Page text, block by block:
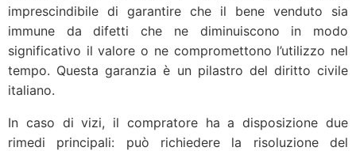
imprescindibile di garantire che il bene venduto sia
immune da difetti che ne diminuiscono in modo
significativo il valore o ne compromettono l’utilizzo nel
tempo. Questa garanzia è un pilastro del diritto civile
italiano.
In caso di vizi, il compratore ha a disposizione due
rimedi principali: può richiedere la risoluzione del